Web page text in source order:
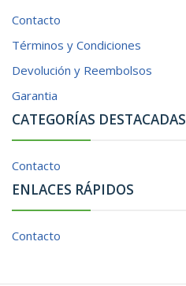
Contacto
Términos y Condiciones
Devolución y Reembolsos
Garantia
CATEGORÍAS DESTACADAS
Contacto
ENLACES RÁPIDOS
Contacto